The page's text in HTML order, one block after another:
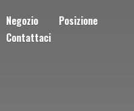
Negozio
Posizione
Contattaci